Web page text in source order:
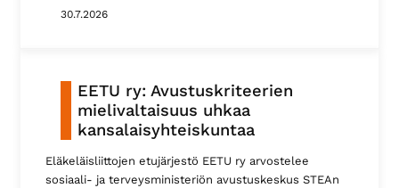
30.7.2026
EETU ry: Avustuskriteerien
mielivaltaisuus uhkaa
kansalaisyhteiskuntaa
Eläkeläisliittojen etujärjestö EETU ry arvostelee
sosiaali- ja terveysministeriön avustuskeskus STEAn